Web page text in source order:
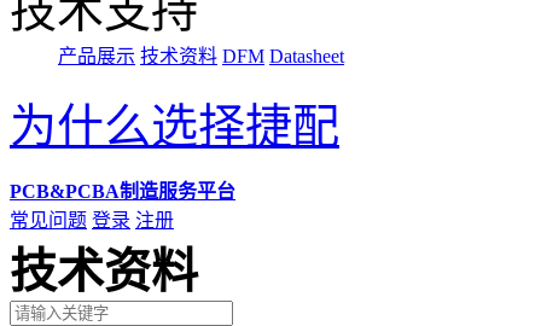
产品展示 技术资料 DFM Datasheet
为什么选择捷配
PCB&PCBA制造服务平台
常见问题 登录 注册
技术资料